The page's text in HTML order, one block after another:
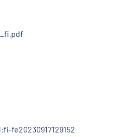
fe20230917129152